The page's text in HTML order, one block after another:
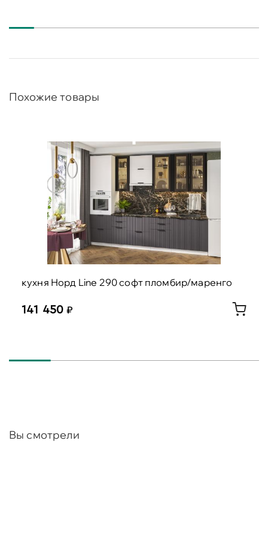
докупаются отдельно.
Похожие товары
кухня Норд Line 290 софт пломбир/маренго
141 450
Вы смотрели